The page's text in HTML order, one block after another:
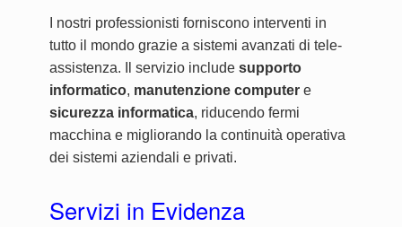
I nostri professionisti forniscono interventi in
tutto il mondo grazie a sistemi avanzati di tele-
assistenza. Il servizio include supporto
informatico, manutenzione computer e
sicurezza informatica, riducendo fermi
macchina e migliorando la continuità operativa
dei sistemi aziendali e privati.
Servizi in Evidenza